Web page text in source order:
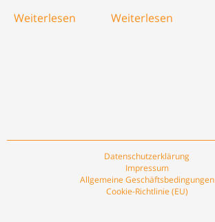
Weiterlesen Weiterlesen
Datenschutzerklärung
Impressum
Allgemeine Geschäftsbedingungen
Cookie-Richtlinie (EU)